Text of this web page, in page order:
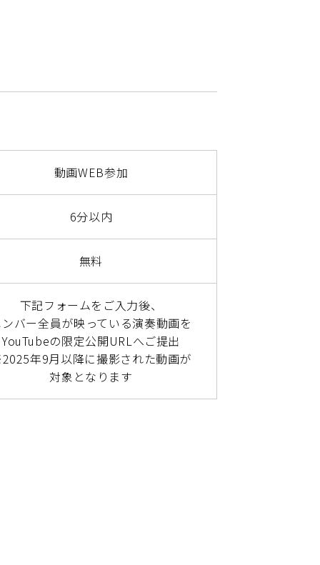
動画WEB参加
6分以内
無料
下記フォームをご入力後、
バー全員が映っている演奏動画を
YouTubeの限定公開URLへご提出
年9月以降に撮影された動画が
対象となります